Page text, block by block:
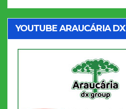
YOUTUBE ARAUCÁRIA DX